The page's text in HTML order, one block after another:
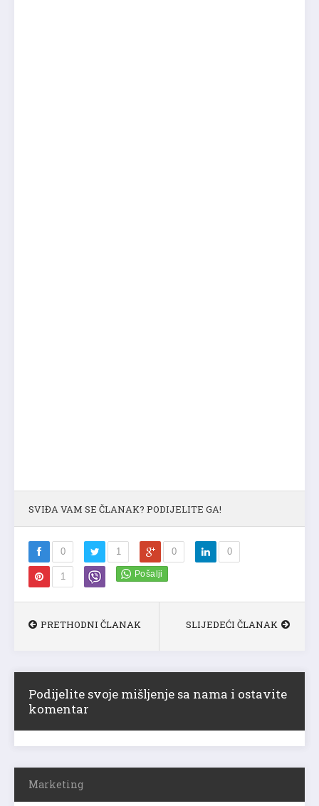
SVIĐA VAM SE ČLANAK? PODIJELITE GA!
0 1 0 0
1
PRETHODNI ČLANAK SLIJEDEĆI ČLANAK
Podijelite svoje mišljenje sa nama i ostavite
komentar
Marketing